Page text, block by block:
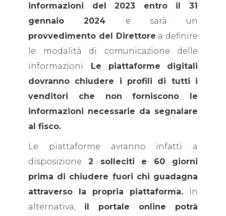
informazioni del 2023 entro il 31
gennaio 2024 e sarà un
provvedimento del Direttore a definire
le modalità di comunicazione delle
informazioni. Le piattaforme digitali
dovranno chiudere i profili di tutti i
venditori che non forniscono le
informazioni necessarie da segnalare
al fisco.
Le piattaforme avranno infatti a
disposizione 2 solleciti e 60 giorni
prima di chiudere fuori chi guadagna
attraverso la propria piattaforma.
In
alternativa, il portale online potrà